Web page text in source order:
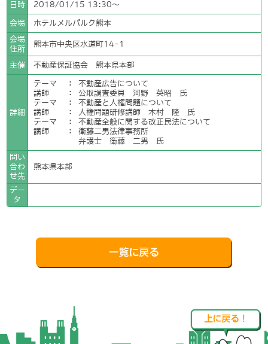
日時 2018/01/15 13:30〜
会場 ホテルメルパルク熊本
会場
住所
熊本市中央区水道町14-1
主催 不動産保証協会 熊本県本部
詳細
テーマ ：
不動産広告について
講師
：
公取調査委員 河野 英昭 氏
テーマ
：
不動産と人権問題について
講師
：
人権問題研修講師 木村 隆 氏
テーマ
：
不動産全般に関する改正民法について
講師
：
衛藤二男法律事務所
弁護士 衛藤 二男 氏
問い
合わ
せ先
熊本県本部
デー
タ